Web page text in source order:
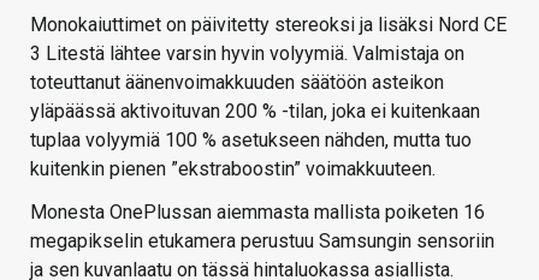
Monokaiuttimet on päivitetty stereoksi ja lisäksi Nord CE
3 Litestä lähtee varsin hyvin volyymiä. Valmistaja on
toteuttanut äänenvoimakkuuden säätöön asteikon
yläpäässä aktivoituvan 200 % -tilan, joka ei kuitenkaan
tuplaa volyymiä 100 % asetukseen nähden, mutta tuo
kuitenkin pienen ”ekstraboostin” voimakkuuteen.
Monesta OnePlussan aiemmasta mallista poiketen 16
megapikselin etukamera perustuu Samsungin sensoriin
ja sen kuvanlaatu on tässä hintaluokassa asiallista.